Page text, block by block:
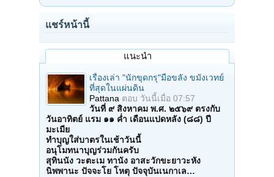
แชร์หน้านี้
แนะนำ
เรื่องเล่า "นักขุดกรุ"มือขลัง ขมังเวทย์
ที่สุดในแผ่นดิน
Pattana ตอบ วันนี้เมื่อ 07:57
วันที่ ๙ สิงหาคม พ.ศ. ๒๕๖๙ ตรงกับ
วันอาทิตย์ แรม ๑๑ ค่ำ เดือนแปดหลัง (๘๘) ปี
มะเมีย
ทำบุญใส่บาตรในเช้าวันนี้
อนุโมทนาบุญร่วมกันครับ
สุทินนัง วะตะเม ทานัง อาสะวักขะยาวะหัง
นิพพานะ ปัจจะโย โหตุ ปัจจุบันเนกาเล…